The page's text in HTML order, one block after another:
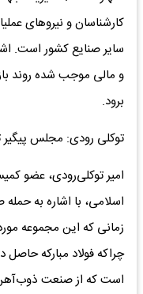
کارشناسان و نیروهای
سایر صنایع کشور است.
و مالی موجب شده روند
برود.
توکلی ‌رودی: مجلس پیگیر
امیر توکلی‌رودی، عضو
اسلامی، با اشاره به
زمانی که این مجموعه
چراکه فولاد مبارکه
است که از صنعت ذوب‌آهن